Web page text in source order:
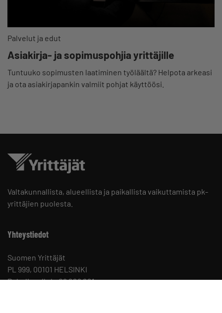
Palvelut ja edut
Asiakirja- ja sopimuspohjia yrittäjille
Tuntuuko sopimusten laatiminen työläältä? Helpota arkeasi
ja ota asiakirjapankin valmiit pohjat käyttöösi.
Valtakunnallista, alueellista ja paikallista vaikuttamista pk-
yrittäjien puolesta.
Yhteystiedot
Suomen Yrittäjät
PL 999, 00101 HELSINKI
Puhelinvaihde 09 229 221